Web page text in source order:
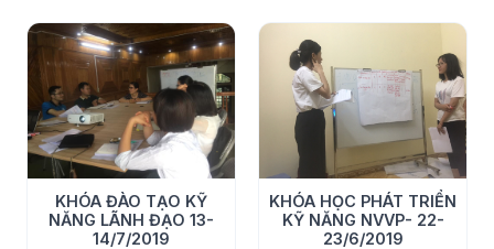
Doanh nghiệp ngoài kia đi, ngoài kia các Doanh nghiệp
Việt cần các kiến thức thế này của các anh nhiều lắm.
Ngày cuối tuần thật vui và ý nghĩa!!! Và xin cảm ơn điểm
số đánh giá của ~30 học viên SIK, cảm ơn vì sự cho đi và
nhận lại.
KHÓA ĐÀO TẠO KỸ
NĂNG LÃNH ĐẠO 13-
14/7/2019
KHÓA HỌC PHÁT TRIỂN
KỸ NĂNG NVVP- 22-
23/6/2019